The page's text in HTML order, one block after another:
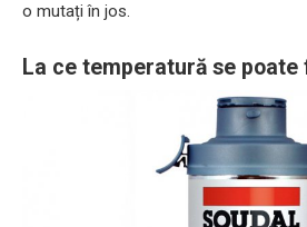
o mutați în jos.
La ce temperatură se poate